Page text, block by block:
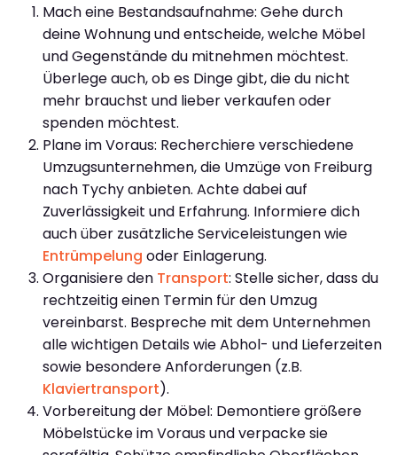
Mach eine Bestandsaufnahme: Gehe durch
deine Wohnung und entscheide, welche Möbel
und Gegenstände du mitnehmen möchtest.
Überlege auch, ob es Dinge gibt, die du nicht
mehr brauchst und lieber verkaufen oder
spenden möchtest.
Plane im Voraus: Recherchiere verschiedene
Umzugsunternehmen, die Umzüge von Freiburg
nach Tychy anbieten. Achte dabei auf
Zuverlässigkeit und Erfahrung. Informiere dich
auch über zusätzliche Serviceleistungen wie
Entrümpelung oder Einlagerung.
Organisiere den Transport: Stelle sicher, dass du
rechtzeitig einen Termin für den Umzug
vereinbarst. Bespreche mit dem Unternehmen
alle wichtigen Details wie Abhol- und Lieferzeiten
sowie besondere Anforderungen (z.B.
Klaviertransport).
Vorbereitung der Möbel: Demontiere größere
Möbelstücke im Voraus und verpacke sie